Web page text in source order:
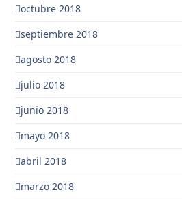
octubre 2018
septiembre 2018
agosto 2018
julio 2018
junio 2018
mayo 2018
abril 2018
marzo 2018